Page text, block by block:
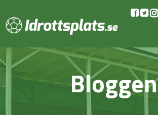
Bloggen